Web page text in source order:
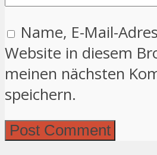
Name, E-Mail-
Website in diesem
meinen nächsten
speichern.